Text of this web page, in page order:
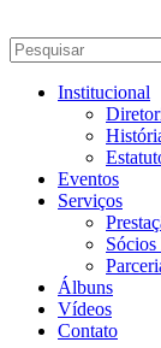
Institucional
Eventos
Serviços
Álbuns
Vídeos
Contato